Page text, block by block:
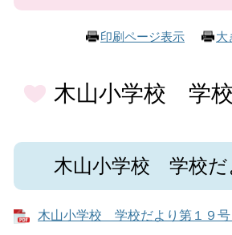
印刷ページ表示 大
木山小学校 学
木山小学校 学校だ
木山小学校 学校だより第１９号